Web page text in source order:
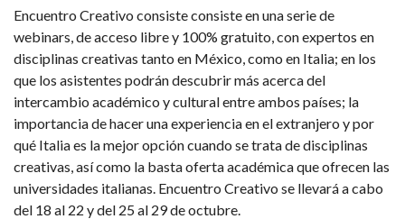
Encuentro Creativo consiste consiste en una serie de
webinars, de acceso libre y 100% gratuito, con expertos en
disciplinas creativas tanto en México, como en Italia; en los
que los asistentes podrán descubrir más acerca del
intercambio académico y cultural entre ambos países; la
importancia de hacer una experiencia en el extranjero y por
qué Italia es la mejor opción cuando se trata de disciplinas
creativas, así como la basta oferta académica que ofrecen las
universidades italianas. Encuentro Creativo se llevará a cabo
del 18 al 22 y del 25 al 29 de octubre.